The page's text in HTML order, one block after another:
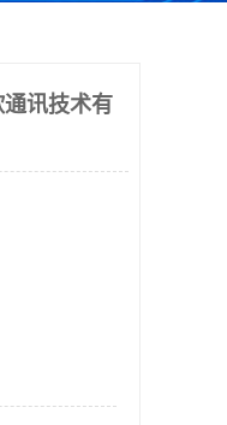
讯技术有